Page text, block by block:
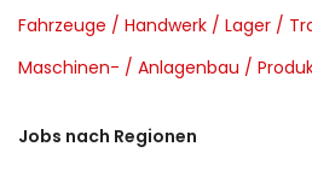
Fahrzeuge / Handwerk / Lager /
Maschinen- / Anlagenbau /
Jobs nach Regionen